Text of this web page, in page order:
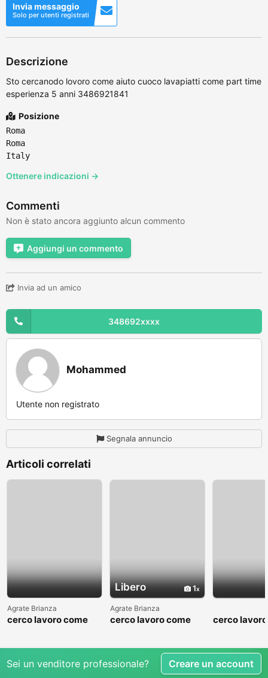
Invia messaggio
Solo per utenti registrati
Descrizione
Sto cercanodo lovoro come aiuto cuoco lavapiatti come part time
esperienza 5 anni 3486921841
Posizione
Roma
Roma
Italy
Ottenere indicazioni →
Commenti
Non è stato ancora aggiunto alcun commento
Aggiungi un commento
Invia ad un amico
348692xxxx
Mohammed
Utente non registrato
Segnala annuncio
Articoli correlati
Agrate Brianza
cerco lavoro come
Libero 1
Agrate Brianza
cerco lavoro come
cerco
Sei un venditore professionale? Creare un account